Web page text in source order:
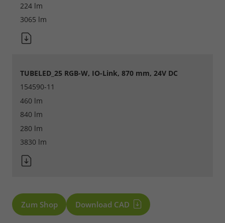
224 lm
3065 lm
TUBELED_25 RGB-W, IO-Link, 870 mm, 24V DC
154590-11
460 lm
840 lm
280 lm
3830 lm
Zum Shop Download CAD